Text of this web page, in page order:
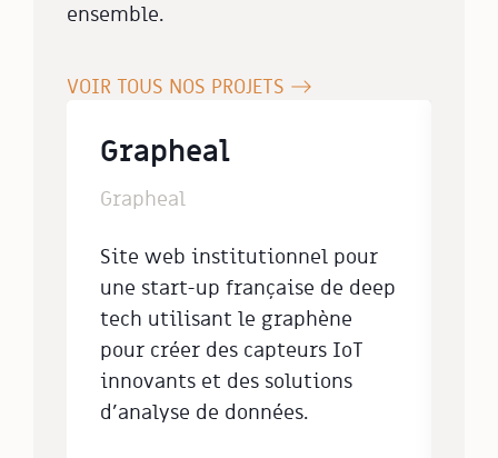
ensemble.
VOIR TOUS NOS PROJETS
Grapheal
Grapheal
Site web institutionnel pour
une start-up française de deep
tech utilisant le graphène
pour créer des capteurs IoT
innovants et des solutions
d'analyse de données.